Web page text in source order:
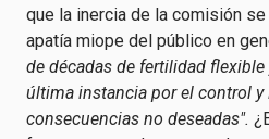
que la inercia de la comisión
apatía miope del público en
de décadas de fertilidad
última instancia por el control y
consecuencias no deseadas".